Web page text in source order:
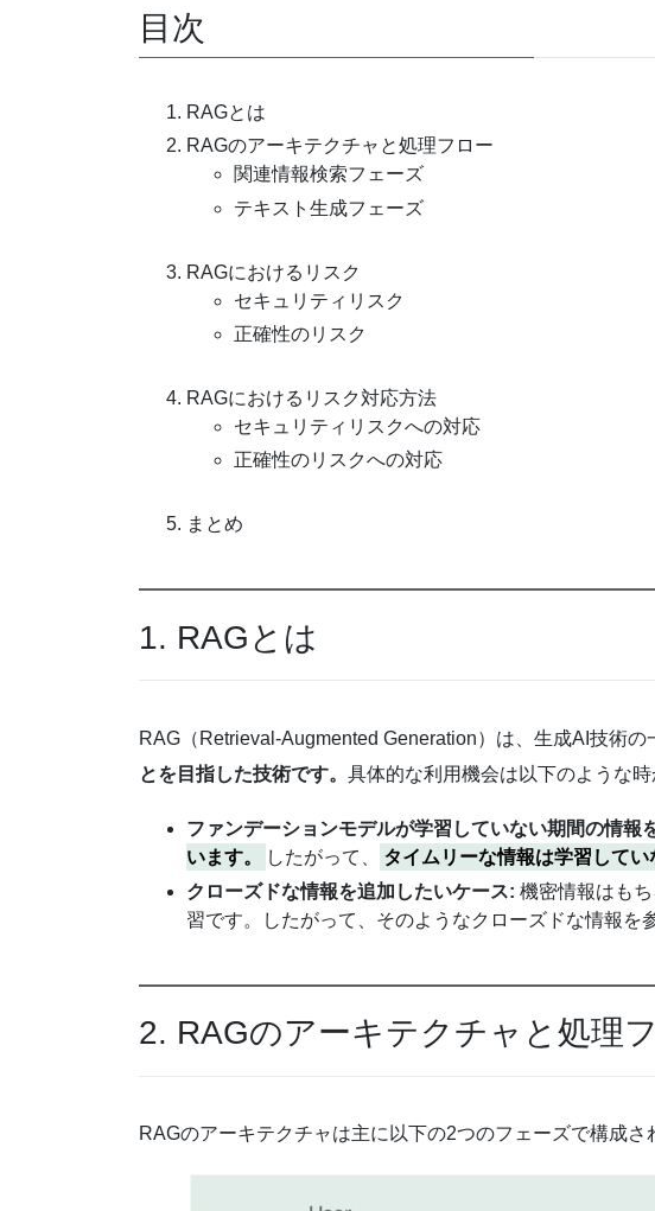
目次
RAGとは
RAGのアーキテクチャと処理フロー
関連情報検索フェーズ
テキスト生成フェーズ
RAGにおけるリスク
セキュリティリスク
正確性のリスク
RAGにおけるリスク対応方法
セキュリティリスクへの対応
正確性のリスクへの対応
まとめ
1. RAGとは
RAG（Retrieval-Augmented Generation）は、生成AI技術の
とを目指した技術です。 具体的な利用機会は以下のような時
ファンデーションモデルが学習していない期間の情報
います。
したがって、
タイムリーな情報は学習して
クローズドな情報を追加したいケース: 機密情報はも
習です。したがって、そのようなクローズドな情報を
2. RAGのアーキテクチャと処理
RAGのアーキテクチャは主に以下の2つのフェーズで構成さ